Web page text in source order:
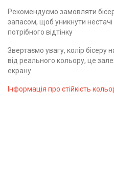
Рекомендуємо замовляти
запасом, щоб уникнути
потрібного відтінку
Звертаємо увагу, колір бісеру
від реального кольору, це
екрану
Інформація про стійкість